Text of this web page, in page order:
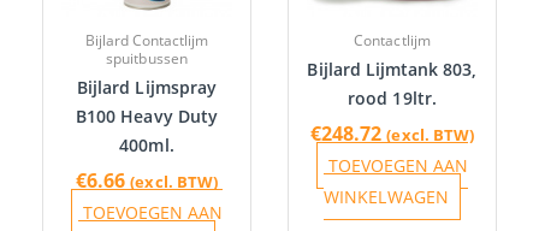
Bijlard Contactlijm
spuitbussen
Bijlard Lijmspray
B100 Heavy Duty
400ml.
€6.66 (excl. BTW)
TOEVOEGEN AAN
Contactlijm
Bijlard Lijmtank 803,
rood 19ltr.
€248.72 (excl. BTW)
TOEVOEGEN AAN
WINKELWAGEN